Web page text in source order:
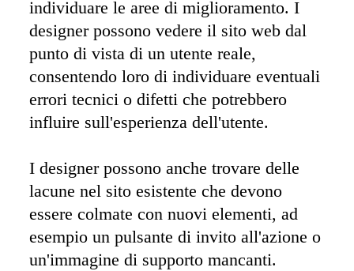
individuare le aree di miglioramento. I
designer possono vedere il sito web dal
punto di vista di un utente reale,
consentendo loro di individuare eventuali
errori tecnici o difetti che potrebbero
influire sull'esperienza dell'utente.
I designer possono anche trovare delle
lacune nel sito esistente che devono
essere colmate con nuovi elementi, ad
esempio un pulsante di invito all'azione o
un'immagine di supporto mancanti.